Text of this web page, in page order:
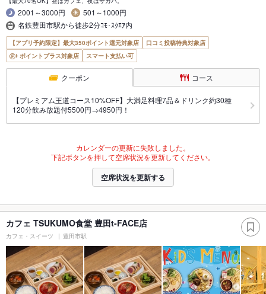
2001～3000円
501～1000円
名鉄豊田市駅から徒歩2分ｺﾓ･ｽｸｴｱ内
【アプリ予約限定】最大350ポイント還元対象店
口コミ投稿特典対象店
ポイントプラス対象店
スマート支払い可
クーポン コース
【プレミアム王道コース10%OFF】大満足料理7品＆ドリンク約30種
120分飲み放題付5500円→4950円！
カレンダーの更新に失敗しました。
下記ボタンを押して空席状況を更新してください。
空席状況を更新する
カフェ TSUKUMO食堂 豊田t-FACE店
カフェ・スイーツ 豊田市駅